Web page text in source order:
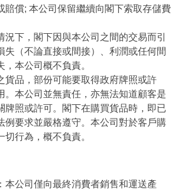
賠償; 本公司保留繼續向閣下索取存儲費
況下，閣下因與本公司之間的交易而引
失（不論直接或間接）、利潤或任何間
，本公司概不負責。
貨品，部份可能要取得政府牌照或許
。本公司並無責任，亦無法知道顧客是
牌照或許可。閣下在購買貨品時，即已
例要求並嚴格遵守。本公司對於客戶購
切行為，概不負責。
本公司僅向最終消費者銷售和運送產